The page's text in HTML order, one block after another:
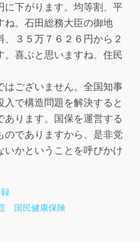
に下がります。均等割、平
ね。石田総務大臣の御地
３５万７６２６円から２
。喜ぶと思いますね、住民
ございません。全国知事
で構造問題を解決すると
ります。国保を運営する
のでありますから、是非党
かということを呼びかけ
国民健康保険